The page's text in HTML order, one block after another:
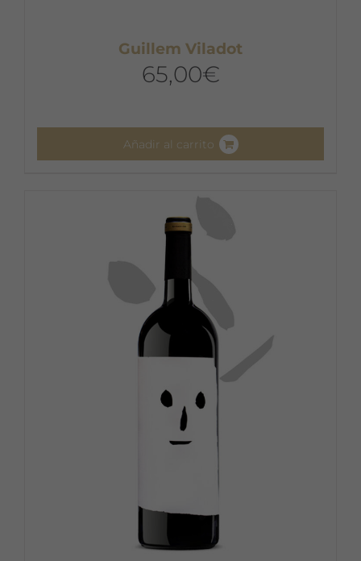
Guillem Viladot
65,00€
Añadir al carrito